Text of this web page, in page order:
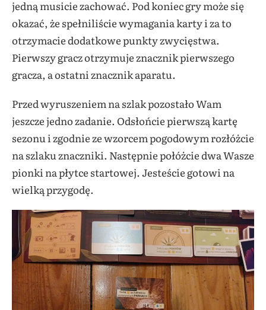
jedną musicie zachować. Pod koniec gry może się
okazać, że spełniliście wymagania karty i za to
otrzymacie dodatkowe punkty zwycięstwa.
Pierwszy gracz otrzymuje znacznik pierwszego
gracza, a ostatni znacznik aparatu.
Przed wyruszeniem na szlak pozostało Wam
jeszcze jedno zadanie. Odsłońcie pierwszą kartę
sezonu i zgodnie ze wzorcem pogodowym rozłóżcie
na szlaku znaczniki. Następnie połóżcie dwa Wasze
pionki na płytce startowej. Jesteście gotowi na
wielką przygodę.